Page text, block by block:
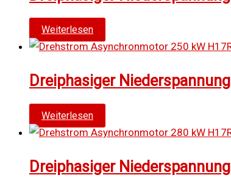
Weiterlesen
Dreiphasiger
Weiterlesen
Dreiphasiger